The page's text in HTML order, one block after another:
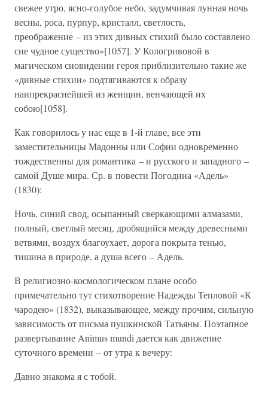
свежее утро, ясно-голубое небо, задумчивая лунная ночь
весны, роса, пурпур, кристалл, светлость,
преображение – из этих дивных стихий было составлено
сие чудное существо»[1057]. У Кологривовой в
магическом сновидении героя приблизительно такие же
«дивные стихии» подтягиваются к образу
наипрекраснейшей из женщин, венчающей их
собою[1058].
Как говорилось у нас еще в 1-й главе, все эти
заместительницы Мадонны или Софии одновременно
тождественны для романтика – и русского и западного –
самой Душе мира. Ср. в повести Погодина «Адель»
(1830):
Ночь, синий свод, осыпанный сверкающими алмазами,
полный, светлый месяц, дробящийся между древесными
ветвями, воздух благоухает, дорога покрыта тенью,
тишина в природе, а душа всего – Адель.
В религиозно-космологическом плане особо
примечательно тут стихотворение Надежды Тепловой «К
чародею» (1832), выказывающее, между прочим, сильную
зависимость от письма пушкинской Татьяны. Поэтапное
развертывание Animus mundi дается как движение
суточного времени – от утра к вечеру:
Давно знакома я с тобой.